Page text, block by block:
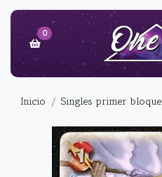
0
Inicio Singles primer bloque